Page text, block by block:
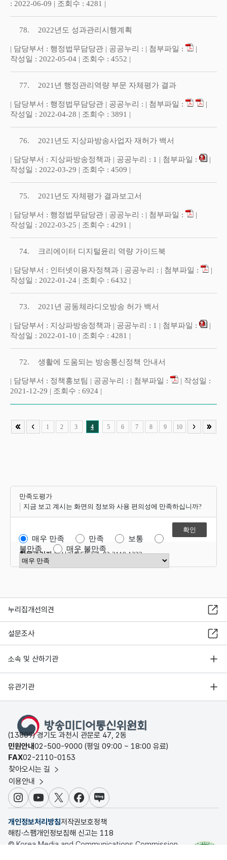
: 2022-06-09 | 조회수 : 4281 |
78. 2022년도 성과관리시행계획
| 담당부서 : 행정법무담당관 | 공공누리 : | 첨부파일 :
|
작성일 : 2022-05-04 | 조회수 : 4552 |
77. 2021년 행정관리역량 부문 자체평가 결과
| 담당부서 : 행정법무담당관 | 공공누리 : | 첨부파일 :
|
작성일 : 2022-04-28 | 조회수 : 3891 |
76. 2021년도 지상파방송사업자 재허가 백서
| 담당부서 : 지상파방송정책과 | 공공누리 : 1 | 첨부파일 :
|
작성일 : 2022-03-29 | 조회수 : 4509 |
75. 2021년도 자체평가 결과보고서
| 담당부서 : 행정법무담당관 | 공공누리 : | 첨부파일 :
|
작성일 : 2022-03-25 | 조회수 : 4291 |
74. 크리에이터 디지털윤리 역량 가이드북
| 담당부서 : 인터넷이용자정책과 | 공공누리 : | 첨부파일 :
|
작성일 : 2022-01-24 | 조회수 : 6432 |
73. 2021년 공동체라디오방송 허가 백서
| 담당부서 : 지상파방송정책과 | 공공누리 : 1 | 첨부파일 :
|
작성일 : 2022-01-10 | 조회수 : 4281 |
72. 생활에 도움되는 방송통신정책 안내서
| 담당부서 : 정책홍보팀 | 공공누리 : | 첨부파일 :
| 작성일 :
2021-12-29 | 조회수 : 6924 |
1 2 3 4 5 6 7 8 9 10
만족도평가
지금 보고 계시는 화면의 정보와 사용 편의성에 만족하십니까?
매우 만족 만족
보통
불만족
매우 불만족
만족도 점수 선택
항목관리자혁신기획담당관 02-2110-1322
누리집개선의견
설문조사
소속 및 산하기관
유관기관
(13809) 경기도 과천시 관문로 47, 2동
민원안내02-500-9000 (평일 09:00 ~ 18:00 유료)
FAX02-2110-0153
찾아오시는 길
이용안내
인스타그램
유튜브X 페이스북
블로그
개인정보처리방침저작권보호정책
해킹·스팸개인정보침해 신고는 118
© Korea Media and Communications Commission.